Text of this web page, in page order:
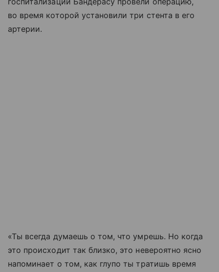
во время которой установили три стента в его
артерии.
«Ты всегда думаешь о том, что умрешь. Но когда
это происходит так близко, это невероятно ясно
напоминает о том, как глупо ты тратишь время